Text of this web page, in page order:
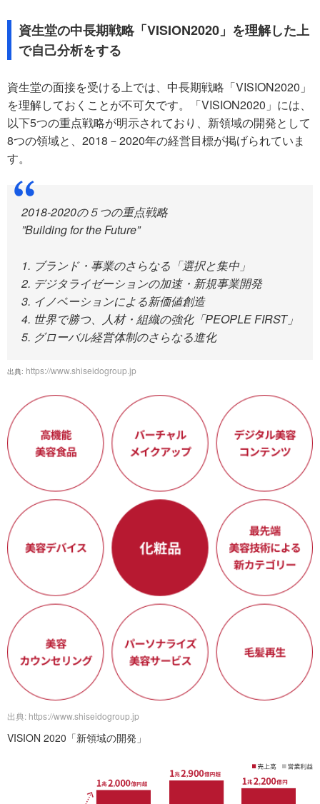
資生堂の中長期戦略「VISION2020」を理解した上
で自己分析をする
資生堂の面接を受ける上では、中長期戦略「VISION2020」
を理解しておくことが不可欠です。「VISION2020」には、
以下5つの重点戦略が明示されており、新領域の開発として
8つの領域と、2018－2020年の経営目標が掲げられていま
す。
2018-2020の５つの重点戦略
”Building for the Future”
1. ブランド・事業のさらなる「選択と集中」
2. デジタライゼーションの加速・新規事業開発
3. イノベーションによる新価値創造
4. 世界で勝つ、人材・組織の強化「PEOPLE FIRST」
5. グローバル経営体制のさらなる進化
出典: https://www.shiseidogroup.jp
出典: https://www.shiseidogroup.jp
VISION 2020「新領域の開発」